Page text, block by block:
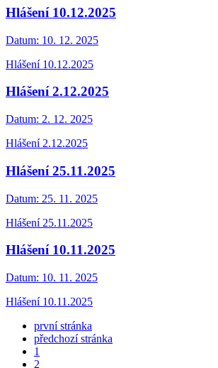
Hlášení 10.12.2025
Datum: 10. 12. 2025
Hlášení 10.12.2025
Hlášení 2.12.2025
Datum: 2. 12. 2025
Hlášení 2.12.2025
Hlášení 25.11.2025
Datum: 25. 11. 2025
Hlášení 25.11.2025
Hlášení 10.11.2025
Datum: 10. 11. 2025
Hlášení 10.11.2025
první stránka
předchozí stránka
1
2